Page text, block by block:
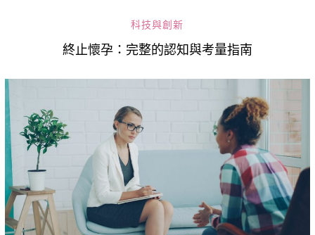
科技與創新
終止懷孕：完整的認知與考量指南